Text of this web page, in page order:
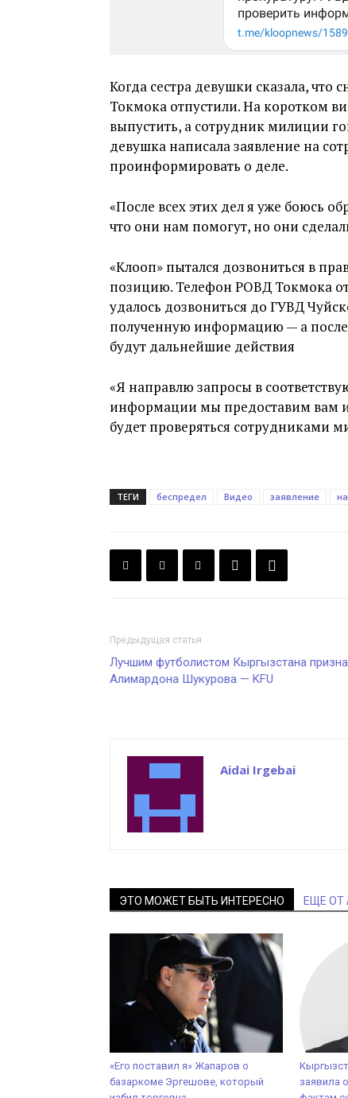
Когда сестра девушки сказала,
Токмока отпустили. На коротком
выпустить, а сотрудник милиции
девушка написала заявление на
проинформировать о деле.
«После всех этих дел я уже боюсь
что они нам помогут, но они
«Клооп» пытался дозвониться в
позицию. Телефон РОВД Токмока
удалось дозвониться до ГУВД
полученную информацию — а
будут дальнейшие действия
«Я направлю запросы в
информации мы предоставим вам
будет проверяться сотрудниками
ТЕГИ беспредел Видео заявление
Предыдущая статья
Лучшим футболистом Кыргызстана
Алимардона Шукурова — KFU
Aidai Irgebai
ЭТО МОЖЕТ БЫТЬ ИНТЕРЕСНО ЕЩЕ ОТ
«Его поставил я» Жапаров о
базаркоме Эргешове, который
заявила